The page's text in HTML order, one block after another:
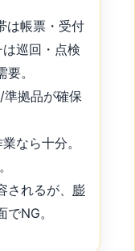
は帳票・受付
巡回・点検
。
/準拠品が確保
なら十分。
されるが、 膨
でNG。